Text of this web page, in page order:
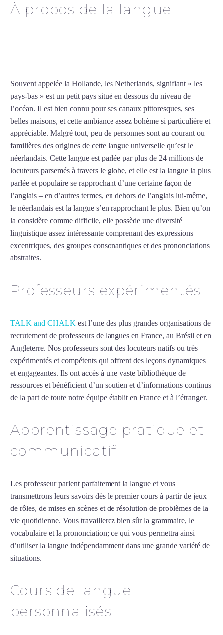
À propos de la langue
Souvent appelée la Hollande, les Netherlands, signifiant « les
pays-bas » est un petit pays situé en dessous du niveau de
l’océan. Il est bien connu pour ses canaux pittoresques, ses
belles maisons, et cette ambiance assez bohème si particulière et
appréciable. Malgré tout, peu de personnes sont au courant ou
familières des origines de cette langue universelle qu’est le
néerlandais. Cette langue est parlée par plus de 24 millions de
locuteurs parsemés à travers le globe, et elle est la langue la plus
parlée et populaire se rapprochant d’une certaine façon de
l’anglais – en d’autres termes, en dehors de l’anglais lui-même,
le néerlandais est la langue s’en rapprochant le plus. Bien qu’on
la considère comme difficile, elle possède une diversité
linguistique assez intéressante comprenant des expressions
excentriques, des groupes consonantiques et des prononciations
abstraites.
Professeurs expérimentés
TALK and CHALK est l’une des plus grandes organisations de
recrutement de professeurs de langues en France, au Brésil et en
Angleterre. Nos professeurs sont des locuteurs natifs ou très
expérimentés et compétents qui offrent des leçons dynamiques
et engageantes. Ils ont accès à une vaste bibliothèque de
ressources et bénéficient d’un soutien et d’informations continus
de la part de toute notre équipe établit en France et à l’étranger.
Apprentissage pratique et
communicatif
Les professeur parlent parfaitement la langue et vous
transmettrons leurs savoirs dès le premier cours à partir de jeux
de rôles, de mises en scènes et de résolution de problèmes de la
vie quotidienne. Vous travaillerez bien sûr la grammaire, le
vocabulaire et la prononciation; ce qui vous permettra ainsi
d’utiliser la langue indépendamment dans une grande variété de
situations.
Cours de langue
personnalisés